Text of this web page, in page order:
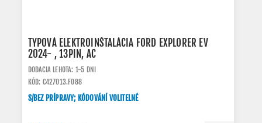
TYPOVÁ ELEKTROINŠTALÁCIA FORD EXPLORER EV
2024- , 13PIN, AC
DODACIA LEHOTA: 1-5 DNI
KÓD: C427013.FO88
S/BEZ PRÍPRAVY; KÓDOVÁNÍ VOLITELNÉ